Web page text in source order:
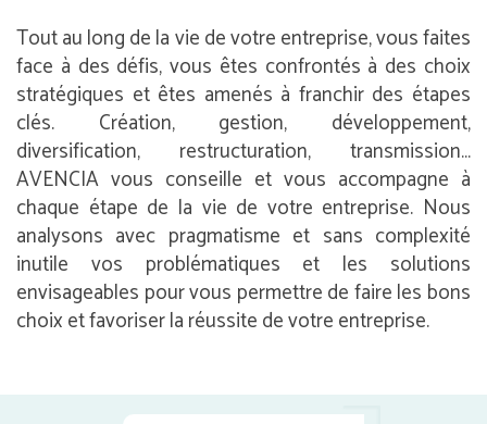
Tout au long de la vie de votre entreprise, vous faites
face à des défis, vous êtes confrontés à des choix
stratégiques et êtes amenés à franchir des étapes
clés. Création, gestion, développement,
diversification, restructuration, transmission…
AVENCIA vous conseille et vous accompagne à
chaque étape de la vie de votre entreprise. Nous
analysons avec pragmatisme et sans complexité
inutile vos problématiques et les solutions
envisageables pour vous permettre de faire les bons
choix et favoriser la réussite de votre entreprise.